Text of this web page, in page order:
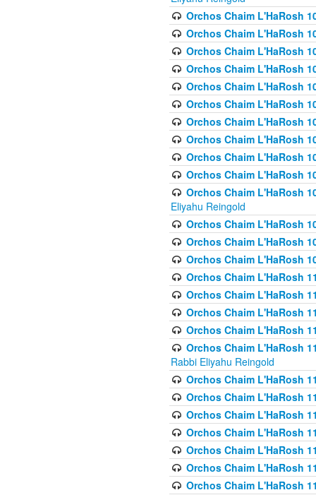
Orchos Chaim L'HaRosh
Orchos Chaim L'HaRosh
Orchos Chaim L'HaRosh
Orchos Chaim L'HaRosh
Orchos Chaim L'HaRosh
Orchos Chaim L'HaRosh
Orchos Chaim L'HaRosh
Orchos Chaim L'HaRosh
Orchos Chaim L'HaRosh
Orchos Chaim L'HaRosh
Orchos Chaim L'HaRosh
Eliyahu Reingold
Orchos Chaim L'HaRosh
Orchos Chaim L'HaRosh
Orchos Chaim L'HaRosh
Orchos Chaim L'HaRosh
Orchos Chaim L'HaRosh
Orchos Chaim L'HaRosh
Orchos Chaim L'HaRosh
Orchos Chaim L'HaRosh
Rabbi Eliyahu Reingold
Orchos Chaim L'HaRosh
Orchos Chaim L'HaRosh
Orchos Chaim L'HaRosh
Orchos Chaim L'HaRosh
Orchos Chaim L'HaRosh
Orchos Chaim L'HaRosh
Orchos Chaim L'HaRosh